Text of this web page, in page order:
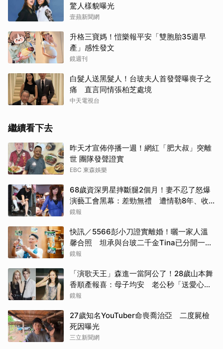
驚人樣貌曝光
壹蘋新聞網
升格三寶媽！愷樂報平安「雙胞胎35週早
產」感性發文
鏡週刊
白髮人送黑髮人！台玻夫人首發聲曝喪子之
痛 直言同情張柏芝處境
中天電視台
繼續看下去
昨天才宣佈停播一週！網紅「肥大叔」突離
世 團隊發聲證實
EBC 東森娛樂
68歲資深男星摔斷腿2個月！妻不忍了怒爆
演藝工會黑幕：差勁無禮 遭情勒8年、收
二手探病禮
鏡報
快訊／5566彭小刀證實離婚！曬一家人溫
馨合照 坦承與台玻二千金Tina已分開一段
時間
鏡報
「演歌天王」森進一當阿公了！28歲山本舞
香順產報喜：母子均安 老公秒「送愛心」
閃炸
鏡報
27歲知名YouTuber命喪喬治亞 二度屍檢
死因曝光
三立新聞網